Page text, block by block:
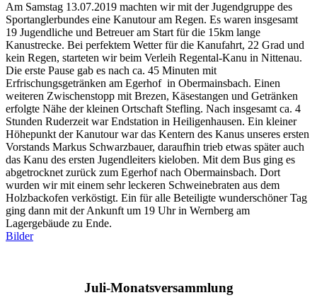
Am Samstag 13.07.2019 machten wir mit der Jugendgruppe des
Sportanglerbundes eine Kanutour am Regen. Es waren insgesamt
19 Jugendliche und Betreuer am Start für die 15km lange
Kanustrecke. Bei perfektem Wetter für die Kanufahrt, 22 Grad und
kein Regen, starteten wir beim Verleih Regental-Kanu in Nittenau.
Die erste Pause gab es nach ca. 45 Minuten mit
Erfrischungsgetränken am Egerhof in Obermainsbach. Einen
weiteren Zwischenstopp mit Brezen, Käsestangen und Getränken
erfolgte Nähe der kleinen Ortschaft Stefling. Nach insgesamt ca. 4
Stunden Ruderzeit war Endstation in Heiligenhausen. Ein kleiner
Höhepunkt der Kanutour war das Kentern des Kanus unseres ersten
Vorstands Markus Schwarzbauer, daraufhin trieb etwas später auch
das Kanu des ersten Jugendleiters kieloben. Mit dem Bus ging es
abgetrocknet zurück zum Egerhof nach Obermainsbach. Dort
wurden wir mit einem sehr leckeren Schweinebraten aus dem
Holzbackofen verköstigt. Ein für alle Beteiligte wunderschöner Tag
ging dann mit der Ankunft um 19 Uhr in Wernberg am
Lagergebäude zu Ende.
Bilder
Juli-Monatsversammlung